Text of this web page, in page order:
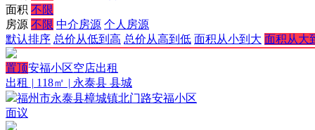
面积 不限
房源 不限 中介房源 个人房源
默认排序 总价从低到高 总价从高到低 面积从小到大 面积从大
置顶安福小区空店出租
出租 | 118㎡ | 永泰县 县城
福州市永泰县樟城镇北门路安福小区
面议